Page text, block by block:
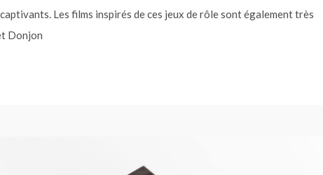
Les films inspirés de ces jeux de rôle sont également très
Donjon